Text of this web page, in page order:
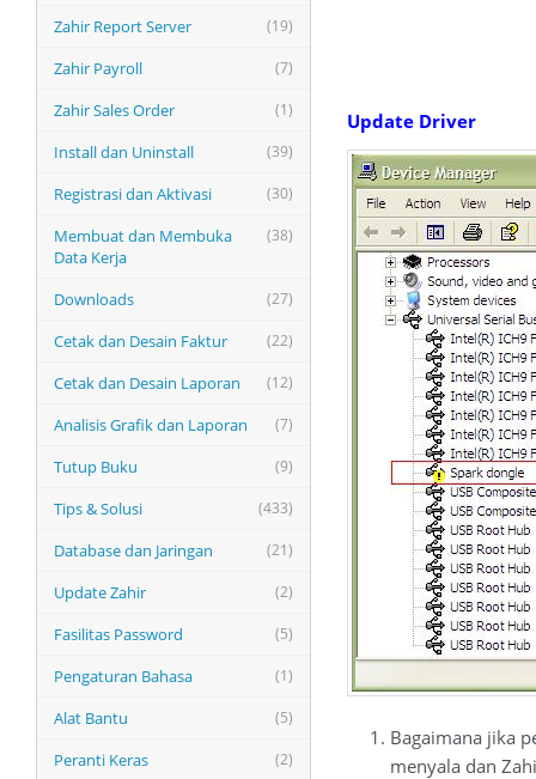
(19)
Zahir Report Server
(7)
Zahir Payroll
(1)
Zahir Sales Order
(39)
Install dan Uninstall
(30)
Registrasi dan Aktivasi
(38)
Membuat dan Membuka
Data Kerja
(27)
Downloads
(22)
Cetak dan Desain Faktur
(12)
Cetak dan Desain Laporan
(7)
Analisis Grafik dan Laporan
(9)
Tutup Buku
(433)
Tips & Solusi
(21)
Database dan Jaringan
(2)
Update Zahir
(5)
Fasilitas Password
(1)
Pengaturan Bahasa
(5)
Alat Bantu
(2)
Peranti Keras
Update Driver
Bagaimana jika
menyala dan